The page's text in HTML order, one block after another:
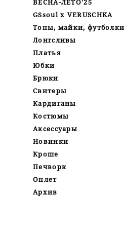
ВЕСНА-ЛЕТО'25
GSsoul x VERUSCHKA
Топы, майки, футболки
Лонгсливы
Платья
Юбки
Брюки
Свитеры
Кардиганы
Костюмы
Аксессуары
Новинки
Кроше
Печворк
Оплет
Архив